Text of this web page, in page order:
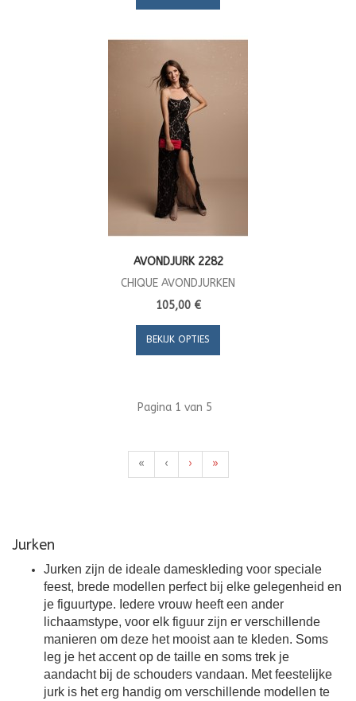
AVONDJURK 2282
CHIQUE AVONDJURKEN
105,00 €
BEKIJK OPTIES
Pagina 1 van 5
« ‹ › »
Jurken
Jurken zijn de ideale dameskleding voor speciale
feest, brede modellen perfect bij elke gelegenheid en
je figuurtype. Iedere vrouw heeft een ander
lichaamstype, voor elk figuur zijn er verschillende
manieren om deze het mooist aan te kleden. Soms
leg je het accent op de taille en soms trek je
aandacht bij de schouders vandaan. Met feestelijke
jurk is het erg handig om verschillende modellen te